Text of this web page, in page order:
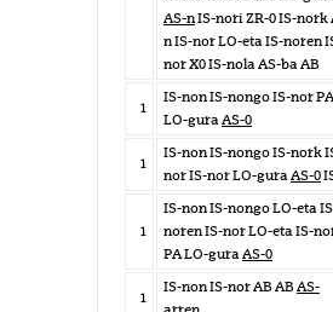
AS-nIS-nori ZR-0 IS-nork
n IS-nor LO-eta IS-noren
nor X0 IS-nola AS-ba AB
1
IS-non IS-nongo IS-nor PA
LO-guraAS-0
1
IS-non IS-nongo IS-nork
nor IS-nor LO-guraAS-0
1
IS-non IS-nongo LO-eta
noren IS-nor LO-eta IS-
PA LO-guraAS-0
1
IS-non IS-nor AB AB AS-